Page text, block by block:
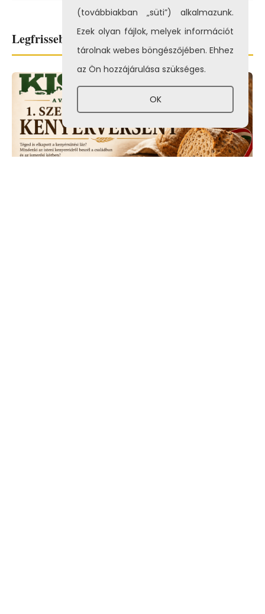
Legfrissebb híreink
(továbbiakban „süti”) alkalmazunk.
Ezek olyan fájlok, melyek információt
tárolnak webes böngészőjében. Ehhez
az Ön hozzájárulása szükséges.
OK